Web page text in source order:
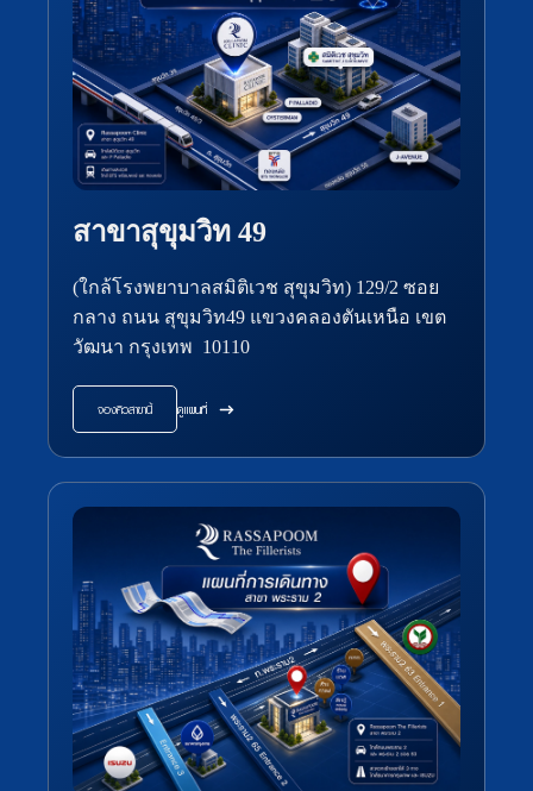
สาขาสุขุมวิท 49
(ใกล้โรงพยาบาลสมิติเวช สุขุมวิท) 129/2 ซอย
กลาง ถนน สุขุมวิท49 แขวงคลองตันเหนือ เขต
วัฒนา กรุงเทพ 10110
จองคิวสาขานี้ ดูแผนที่